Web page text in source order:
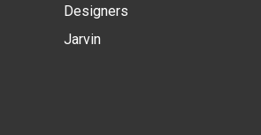
Designers
Jarvin